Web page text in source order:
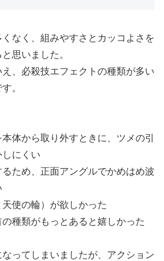
なく、組みやすさとカッコよさを
思いました。
、必殺技エフェクトの種類が多い
。
体から取り外すときに、ツメの引
にくい
るため、正面アングルでかめはめ波
天使の輪）が欲しかった
の種類がもっとあると嬉しかった
ってしまいましたが、アクション